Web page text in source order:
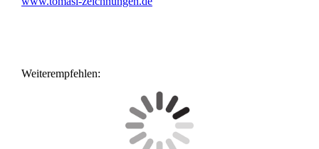
Weiterempfehlen: